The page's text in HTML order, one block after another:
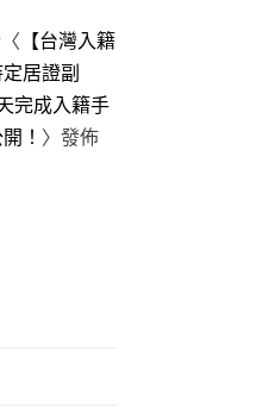
【台灣入籍
居證副
完成入籍手
！ 〉發佈